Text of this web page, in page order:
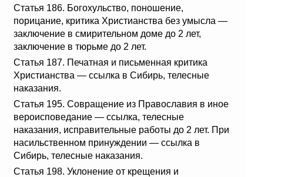
Статья 186. Богохульство, поношение,
порицание, критика Христианства без умысла —
заключение в смирительном доме до 2 лет,
заключение в тюрьме до 2 лет.
Статья 187. Печатная и письменная критика
Христианства — ссылка в Сибирь, телесные
наказания.
Статья 195. Совращение из Православия в иное
вероисповедание — ссылка, телесные
наказания, исправительные работы до 2 лет. При
насильственном принуждении — ссылка в
Сибирь, телесные наказания.
Статья 198. Уклонение от крещения и